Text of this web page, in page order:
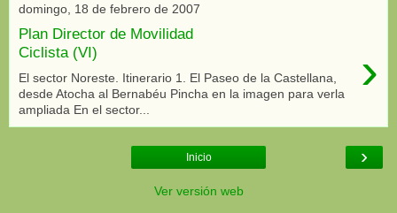
domingo, 18 de febrero de 2007
Plan Director de Movilidad
Ciclista (VI)
›
El sector Noreste. Itinerario 1. El Paseo de la Castellana,
desde Atocha al Bernabéu Pincha en la imagen para verla
ampliada En el sector...
›
Inicio
Ver versión web